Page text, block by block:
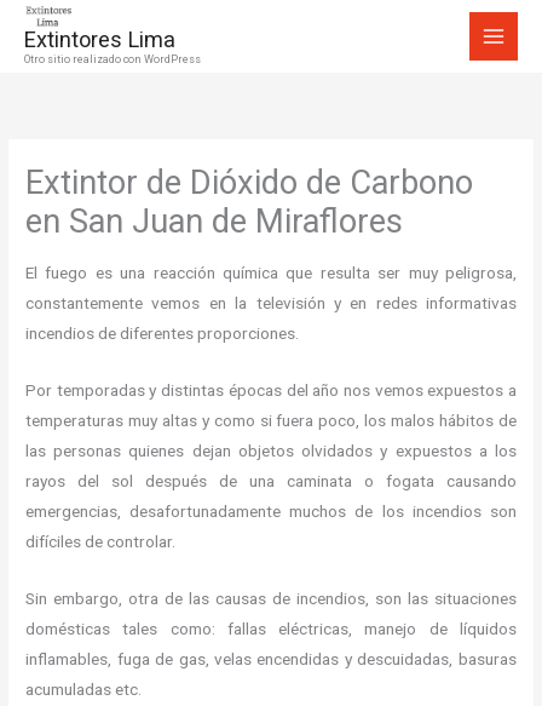
Extintores Lima
Otro sitio realizado con WordPress
Extintor de Dióxido de Carbono
en San Juan de Miraflores
El fuego es una reacción química que resulta ser muy peligrosa,
constantemente vemos en la televisión y en redes informativas
incendios de diferentes proporciones.
Por temporadas y distintas épocas del año nos vemos expuestos a
temperaturas muy altas y como si fuera poco, los malos hábitos de
las personas quienes dejan objetos olvidados y expuestos a los
rayos del sol después de una caminata o fogata causando
emergencias, desafortunadamente muchos de los incendios son
difíciles de controlar.
Sin embargo, otra de las causas de incendios, son las situaciones
domésticas tales como: fallas eléctricas, manejo de líquidos
inflamables, fuga de gas, velas encendidas y descuidadas, basuras
acumuladas etc.